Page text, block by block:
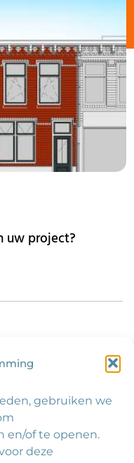
gebruiken we
en/of te openen.
deze
uw project?